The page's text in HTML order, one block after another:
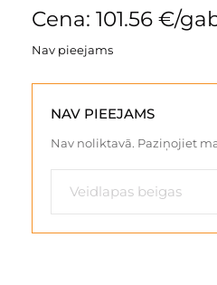
Cena: 101.56 €/
Nav pieejams
NAV PIEEJAMS
Nav noliktavā. Paziņojiet